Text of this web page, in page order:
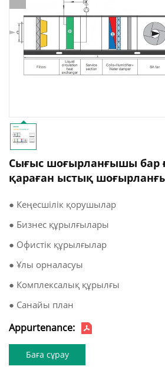
Сығыс шоғырланғышы бар
қараған ыстық
● Кеңесшілік қорушылар
● Бизнес құрылғылары
● Офистік құрылғылар
● Ұлы орналасуы
● Комплексалық құрылғы
● Санайы план
Appurtenance:
Баға сұрау